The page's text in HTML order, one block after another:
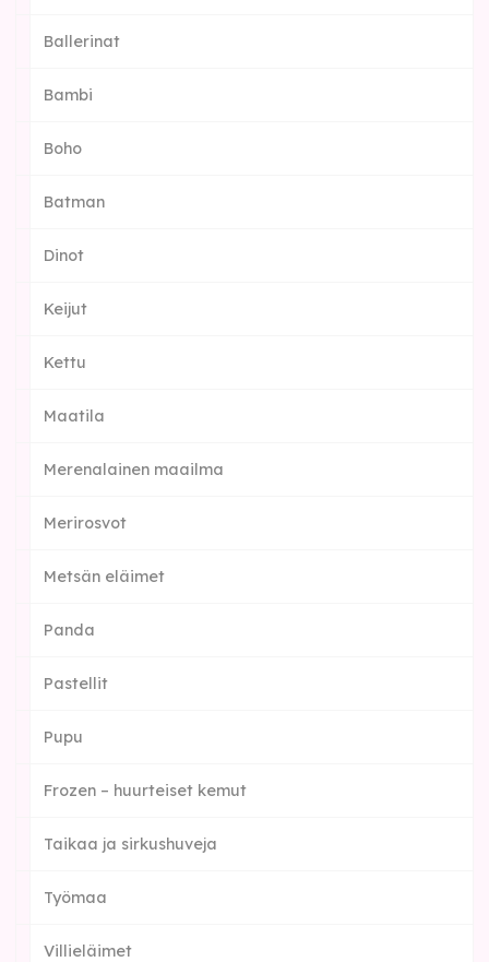
Ballerinat
Bambi
Boho
Batman
Dinot
Keijut
Kettu
Maatila
Merenalainen maailma
Merirosvot
Metsän eläimet
Panda
Pastellit
Pupu
Frozen – huurteiset kemut
Taikaa ja sirkushuveja
Työmaa
Villieläimet